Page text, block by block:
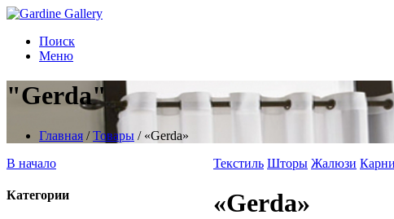
Поиск
Меню
"Gerda"
Главная /Товары / «Gerda»
В начало
Категории
Текстиль Шторы Жалюзи
«Gerda»